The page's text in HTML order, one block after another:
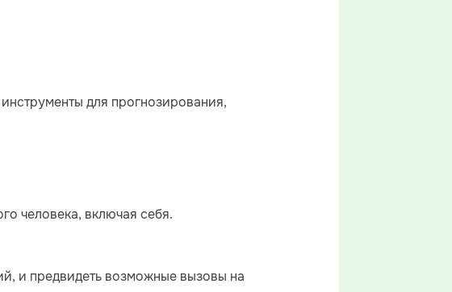
для прогнозирования,
человека, включая себя.
и предвидеть возможные вызовы на